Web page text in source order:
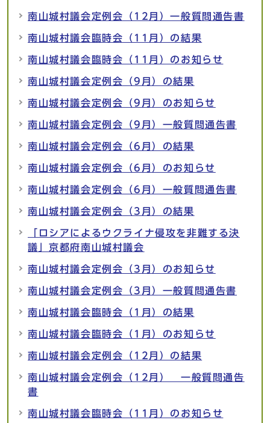
南山城村議会定例会（12月）一般質問通告書
南山城村議会臨時会（11月）の結果
南山城村議会臨時会（11月）のお知らせ
南山城村議会定例会（9月）の結果
南山城村議会定例会（9月）のお知らせ
南山城村議会定例会（9月）一般質問通告書
南山城村議会定例会（6月）の結果
南山城村議会定例会（6月）のお知らせ
南山城村議会定例会（6月）一般質問通告書
南山城村議会定例会（3月）の結果
「ロシアによるウクライナ侵攻を非難する決
議」京都府南山城村議会
南山城村議会定例会（3月）のお知らせ
南山城村議会定例会（3月）一般質問通告書
南山城村議会臨時会（1月）の結果
南山城村議会臨時会（1月）のお知らせ
南山城村議会定例会（12月）の結果
南山城村議会定例会（12月） 一般質問通告
書
南山城村議会臨時会（11月）のお知らせ